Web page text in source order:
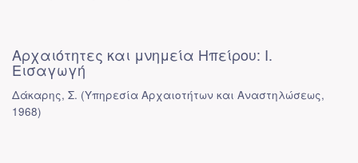
Αρχαιότητες και μνημεία Ηπείρου: I.
Εισαγωγή
Δάκαρης, Σ. (Υπηρεσία Αρχαιοτήτων και Αναστηλώσεως,
1968)